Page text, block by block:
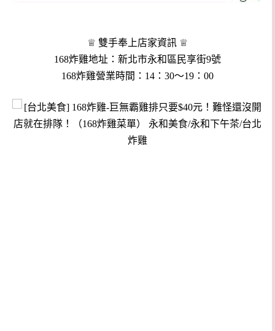
♕ 雙手奉上店家資訊 ♕
168炸雞地址：新北市永和區民享街9號
168炸雞營業時間：14：30～19：00